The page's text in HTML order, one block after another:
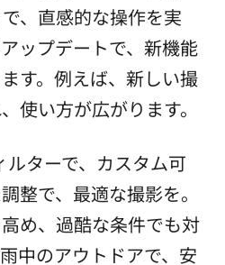
、直感的な操作を実
ップデートで、新機能
す。例えば、新しい撮
使い方が広がります。
ターで、カスタム可
整で、最適な撮影を。
め、過酷な条件でも対
中のアウトドアで、安